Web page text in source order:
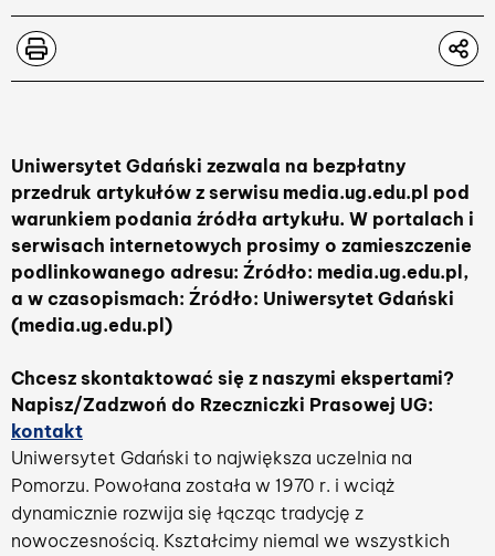
Uniwersytet Gdański zezwala na bezpłatny
przedruk artykułów z serwisu media.ug.edu.pl pod
warunkiem podania źródła artykułu. W portalach i
serwisach internetowych prosimy o zamieszczenie
podlinkowanego adresu: Źródło: media.ug.edu.pl,
a w czasopismach: Źródło: Uniwersytet Gdański
(media.ug.edu.pl)
Chcesz skontaktować się z naszymi ekspertami?
Napisz/Zadzwoń do Rzeczniczki Prasowej UG:
kontakt
Uniwersytet Gdański to największa uczelnia na
Pomorzu. Powołana została w 1970 r. i wciąż
dynamicznie rozwija się łącząc tradycję z
nowoczesnością. Kształcimy niemal we wszystkich